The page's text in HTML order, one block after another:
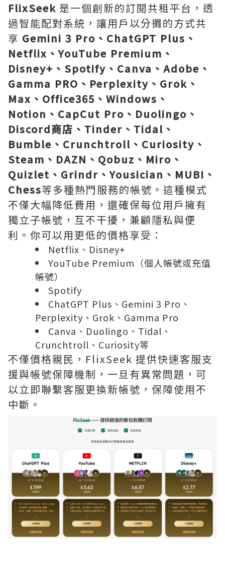
FlixSeek 是一個創新的訂閱共租平台，透
過智能配對系統，讓用戶以分攤的方式共
享 Gemini 3 Pro、ChatGPT Plus、
Netflix、YouTube Premium、
Disney+、Spotify、Canva、Adobe、
Gamma PRO、Perplexity、Grok、
Max、Office365、Windows、
Notion、CapCut Pro、Duolingo、
Discord商店、Tinder、Tidal、
Bumble、Crunchtroll、Curiosity、
Steam、DAZN、Qobuz、Miro、
Quizlet、Grindr、Yousician、MUBI、
Chess等多種熱門服務的帳號。這種模式
不僅大幅降低費用，還確保每位用戶擁有
獨立子帳號，互不干擾，兼顧隱私與便
利。你可以用更低的價格享受：
Netflix、Disney+
YouTube Premium（個人帳號或充值
帳號）
Spotify
ChatGPT Plus、Gemini 3 Pro、
Perplexity、Grok、Gamma Pro
Canva、Duolingo、Tidal、
Crunchtroll、Curiosity等
不僅價格親民，FlixSeek 提供快速客服支
援與帳號保障機制，一旦有異常問題，可
以立即聯繫客服更換新帳號，保障使用不
中斷。